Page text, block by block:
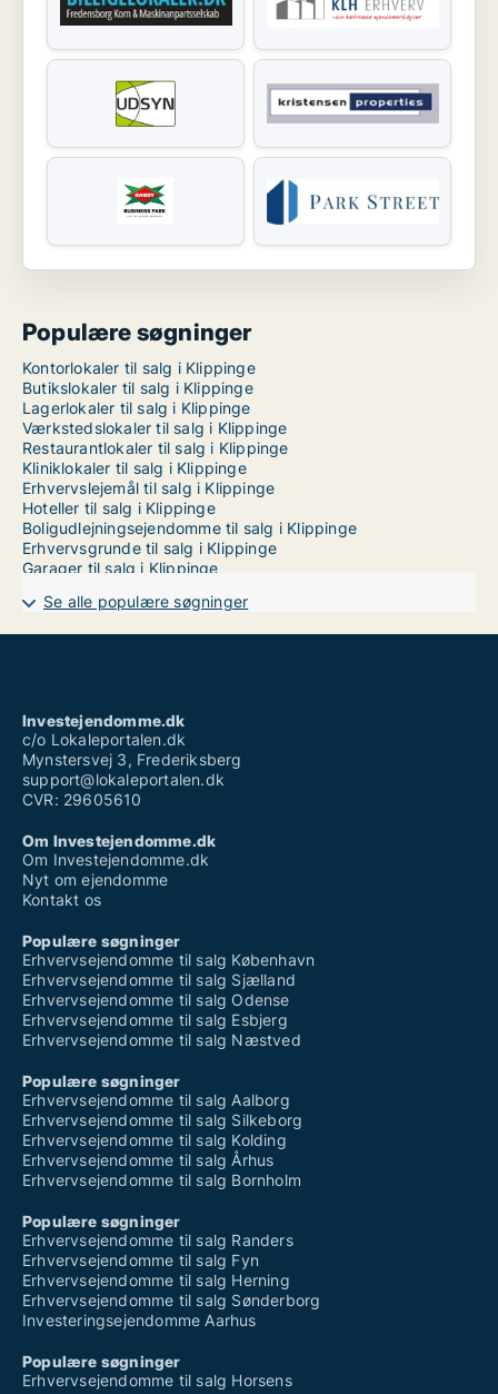
Populære søgninger
Kontorlokaler til salg i Klippinge
Butikslokaler til salg i Klippinge
Lagerlokaler til salg i Klippinge
Værkstedslokaler til salg i Klippinge
Restaurantlokaler til salg i Klippinge
Kliniklokaler til salg i Klippinge
Erhvervslejemål til salg i Klippinge
Hoteller til salg i Klippinge
Boligudlejningsejendomme til salg i Klippinge
Erhvervsgrunde til salg i Klippinge
Garager til salg i Klippinge
Se alle populære søgninger
Investejendomme.dk
c/o Lokaleportalen.dk
Mynstersvej 3, Frederiksberg
support@lokaleportalen.dk
CVR: 29605610
Om Investejendomme.dk
Om Investejendomme.dk
Nyt om ejendomme
Kontakt os
Populære søgninger
Erhvervsejendomme til salg København
Erhvervsejendomme til salg Sjælland
Erhvervsejendomme til salg Odense
Erhvervsejendomme til salg Esbjerg
Erhvervsejendomme til salg Næstved
Populære søgninger
Erhvervsejendomme til salg Aalborg
Erhvervsejendomme til salg Silkeborg
Erhvervsejendomme til salg Kolding
Erhvervsejendomme til salg Århus
Erhvervsejendomme til salg Bornholm
Populære søgninger
Erhvervsejendomme til salg Randers
Erhvervsejendomme til salg Fyn
Erhvervsejendomme til salg Herning
Erhvervsejendomme til salg Sønderborg
Investeringsejendomme Aarhus
Populære søgninger
Erhvervsejendomme til salg Horsens